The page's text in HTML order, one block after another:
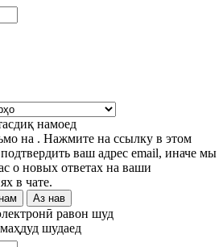
намоед
на . Нажмите на ссылку в этом
ваш адрес email, иначе мы
о новых ответах на ваши
в чате.
Аз нав
равон шуд
шудаед